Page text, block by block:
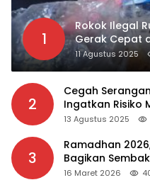
1
Rokok Ilegal
Gerak Cepat
11 Agustus 2025
2
Cegah
Ingatkan Risiko
13 Agustus 2025
3
Ramadhan
Bagikan
Masyarakat
16 Maret 2026